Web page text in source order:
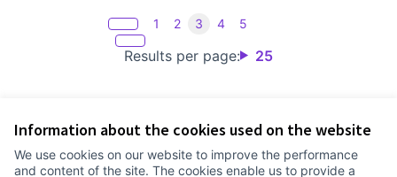
Information about the cookies used on the website
We use cookies on our website to improve the performance
and content of the site. The cookies enable us to provide a
Results per page: 25
1 2 3 4 5
Cookie settings